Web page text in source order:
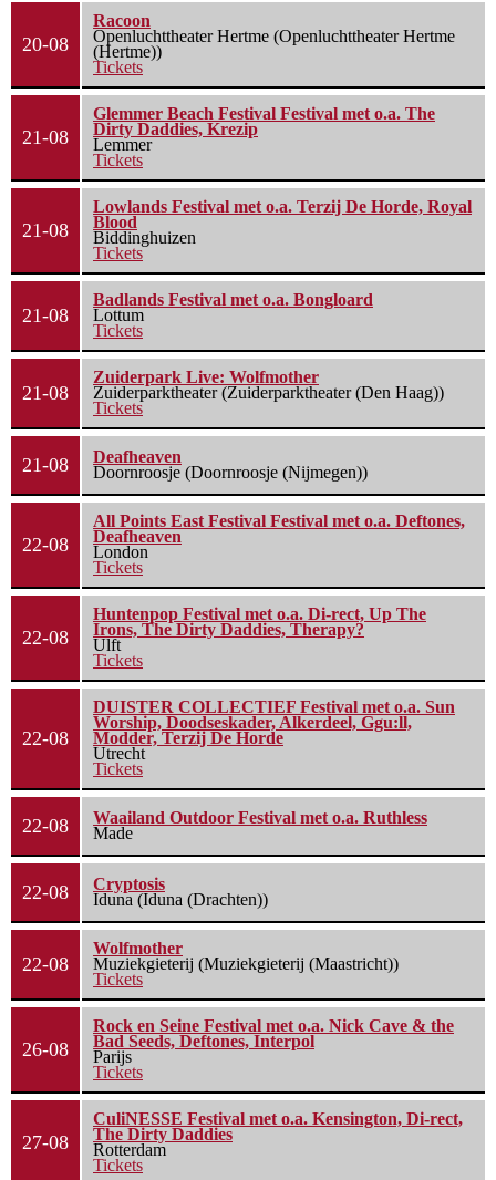
20-08
Racoon
Openluchttheater Hertme (Openluchttheater Hertme
(Hertme))
Tickets
21-08
Glemmer Beach Festival Festival met o.a. The
Dirty Daddies, Krezip
Lemmer
Tickets
21-08
Lowlands Festival met o.a. Terzij De Horde, Royal
Blood
Biddinghuizen
Tickets
21-08
Badlands Festival met o.a. Bongloard
Lottum
Tickets
21-08
Zuiderpark Live: Wolfmother
Zuiderparktheater (Zuiderparktheater (Den Haag))
Tickets
21-08
Deafheaven
Doornroosje (Doornroosje (Nijmegen))
22-08
All Points East Festival Festival met o.a. Deftones,
Deafheaven
London
Tickets
22-08
Huntenpop Festival met o.a. Di-rect, Up The
Irons, The Dirty Daddies, Therapy?
Ulft
Tickets
22-08
DUISTER COLLECTIEF Festival met o.a. Sun
Worship, Doodseskader, Alkerdeel, Ggu:ll,
Modder, Terzij De Horde
Utrecht
Tickets
22-08
Waailand Outdoor Festival met o.a. Ruthless
Made
22-08
Cryptosis
Iduna (Iduna (Drachten))
22-08
Wolfmother
Muziekgieterij (Muziekgieterij (Maastricht))
Tickets
26-08
Rock en Seine Festival met o.a. Nick Cave & the
Bad Seeds, Deftones, Interpol
Parijs
Tickets
27-08
CuliNESSE Festival met o.a. Kensington, Di-rect,
The Dirty Daddies
Rotterdam
Tickets